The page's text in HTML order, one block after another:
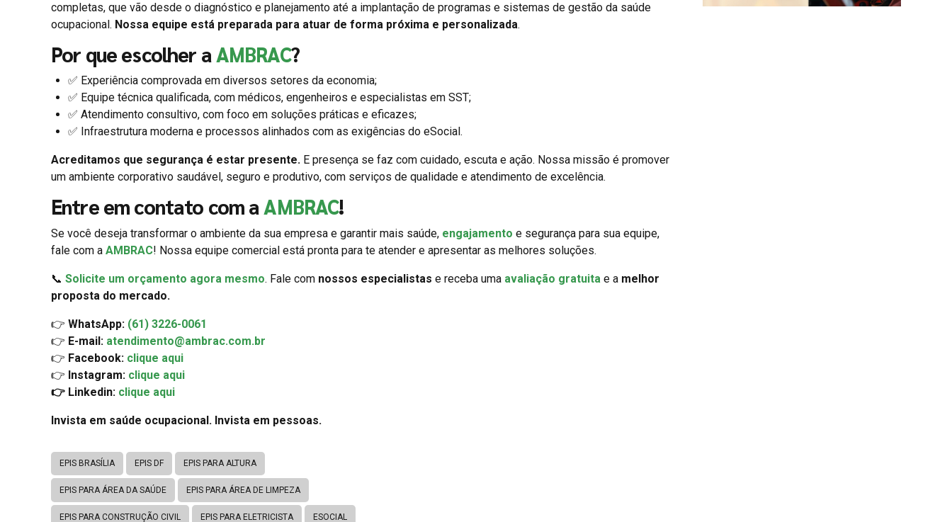
completas, que vão desde o diagnóstico e planejamento até a implantação de programas e sistemas de gestão da saúde
ocupacional. Nossa equipe está preparada para atuar de forma próxima e personalizada.
Por que escolher aAMBRAC?
✅ Experiência comprovada em diversos setores da economia;
✅ Equipe técnica qualificada, com médicos, engenheiros e especialistas em SST;
✅ Atendimento consultivo, com foco em soluções práticas e eficazes;
✅ Infraestrutura moderna e processos alinhados com as exigências do eSocial.
Acreditamos que segurança é estar presente. E presença se faz com cuidado, escuta e ação. Nossa missão é promover
um ambiente corporativo saudável, seguro e produtivo, com serviços de qualidade e atendimento de excelência.
Entre em contato com aAMBRAC!
Se você deseja transformar o ambiente da sua empresa e garantir mais saúde, engajamento e segurança para sua equipe,
fale com a AMBRAC! Nossa equipe comercial está pronta para te atender e apresentar as melhores soluções.
📞 Solicite um orçamento agora mesmo. Fale com nossos especialistas e receba uma avaliação gratuita e a melhor
proposta do mercado.
👉 WhatsApp: (61) 3226-0061
👉 E-mail: atendimento@ambrac.com.br
👉 Facebook: clique aqui
👉 Instagram: clique aqui
👉 Linkedin: clique aqui
Invista em saúde ocupacional. Invista em pessoas.
EPIS BRASÍLIA EPIS DF EPIS PARA ALTURA
EPIS PARA ÁREA DA SAÚDE EPIS PARA ÁREA DE LIMPEZA
EPIS PARA CONSTRUÇÃO CIVIL EPIS PARA ELETRICISTA ESOCIAL